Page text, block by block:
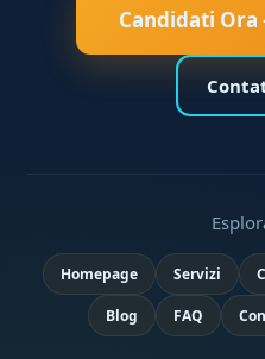
Candidati
Homepage Servizi
Blog FAQ